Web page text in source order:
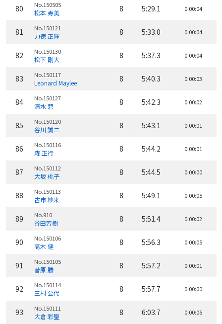
80 No.150505
松本 寿美 8 5:29.1 0:00:04
81 No.150121
力徳 正輝 8 5:33.0 0:00:04
82 No.150130
松下 剛大 8 5:37.3 0:00:04
83 No.150117
Leonard Maylee 8 5:40.3 0:00:03
84 No.150127
清水 碧 8 5:42.3 0:00:02
85 No.150120
谷川 誠二 8 5:43.1 0:00:01
86 No.150116
森 正行 8 5:44.2 0:00:01
87 No.150112
大坂 桃子 8 5:44.5 0:00:00
88 No.150113
古市 紗来 8 5:49.1 0:00:05
89 No.910
谷田芳樹 8 5:51.4 0:00:02
90 No.150106
高木 健 8 5:56.3 0:00:05
91 No.150105
菅原 勝 8 5:57.2 0:00:01
92 No.150114
三村 公代 8 5:57.7 0:00:00
93 No.150111
大倉 彩聖 8 6:03.7 0:00:06